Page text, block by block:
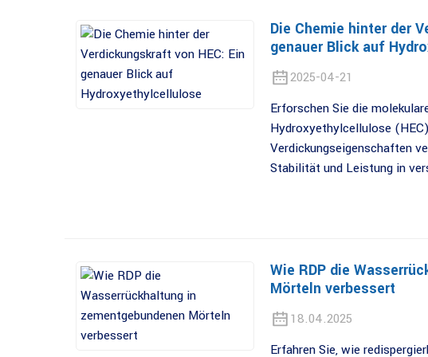
Die Chemie hinter der
genauer Blick auf
2025-04-21
Erforschen Sie die
Hydroxyethylcellulose
Verdickungseigenschaften
Stabilität und Leistung in
Wie RDP die
Mörteln verbessert
18.04.2025
Erfahren Sie, wie